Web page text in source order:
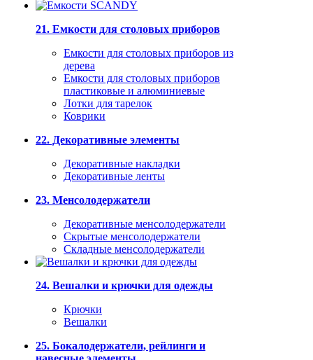
21. Емкости для столовых приборов
Емкости для столовых приборов из
дерева
Емкости для столовых приборов
пластиковые и алюминиевые
Лотки для тарелок
Коврики
22. Декоративные элементы
Декоративные накладки
Декоративные ленты
23. Менсолодержатели
Декоративные менсолодержатели
Скрытые менсолодержатели
Складные менсолодержатели
24. Вешалки и крючки для одежды
Крючки
Вешалки
25. Бокалодержатели, рейлинги и